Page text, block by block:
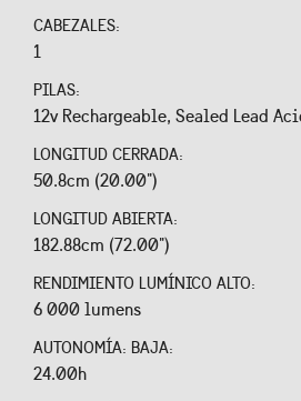
CABEZALES:
1
PILAS:
12v Rechargeable, Sealed Lead
LONGITUD CERRADA:
50.8cm (20.00")
LONGITUD ABIERTA:
182.88cm (72.00")
RENDIMIENTO LUMÍNICO ALTO:
6 000 lumens
AUTONOMÍA: BAJA:
24.00h